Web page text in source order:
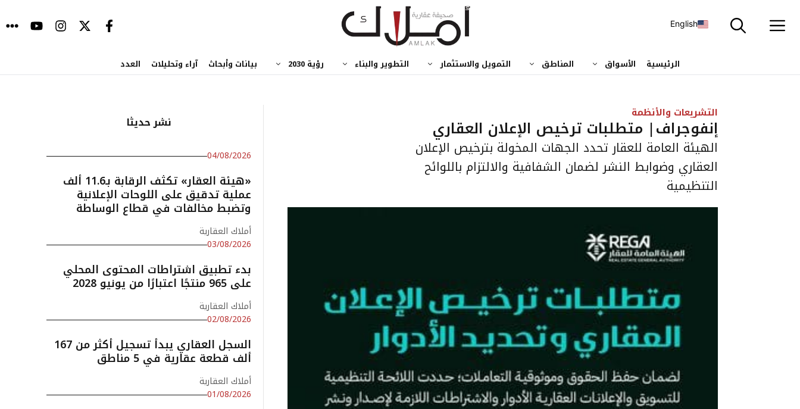
إلى
English
الرئيسية الأسواق المناطق التمويل والاستثمار التطوير والبناء رؤية 2030 بيانات وأبحاث آراء وتحليلات العدد
التشريعات والأنظمة
إنفوجراف| متطلبات ترخيص الإعلان العقاري
الهيئة العامة للعقار تحدد الجهات المخولة بترخيص الإعلان
العقاري وضوابط النشر لضمان الشفافية والالتزام باللوائح
التنظيمية
نشر حديثا
04/08/2026
«هيئة العقار» تكثف الرقابة بـ11.6 ألف
عملية تدقيق على اللوحات الإعلانية
وتضبط مخالفات في قطاع الوساطة
أملاك العقارية
03/08/2026
بدء تطبيق اشتراطات المحتوى المحلي
على 965 منتجًا اعتبارًا من يونيو 2028
أملاك العقارية
02/08/2026
السجل العقاري يبدأ تسجيل أكثر من 167
ألف قطعة عقارية في 5 مناطق
أملاك العقارية
01/08/2026